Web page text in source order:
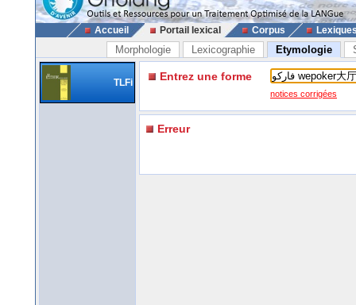
Accueil Portail lexical Corpus
Morphologie Lexicographie Etymologie
TLFi Entrez une forme
notices corrigées
Erreur